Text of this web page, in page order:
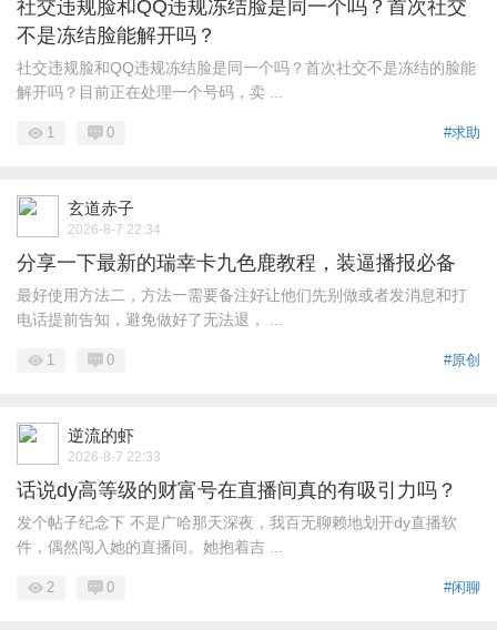
社交违规脸和QQ违规冻结脸是同一个吗？首次社交
不是冻结脸能解开吗？
社交违规脸和QQ违规冻结脸是同一个吗？首次社交不是冻结的脸能
解开吗？目前正在处理一个号码，卖 ...
#求助
1 0
玄道赤子
2026-8-7 22:34
分享一下最新的瑞幸卡九色鹿教程，装逼播报必备
最好使用方法二，方法一需要备注好让他们先别做或者发消息和打
电话提前告知，避免做好了无法退， ...
#原创
1 0
逆流的虾
2026-8-7 22:33
话说dy高等级的财富号在直播间真的有吸引力吗？
发个帖子纪念下 不是广哈那天深夜，我百无聊赖地划开dy直播软
件，偶然闯入她的直播间。她抱着吉 ...
#闲聊
2 0